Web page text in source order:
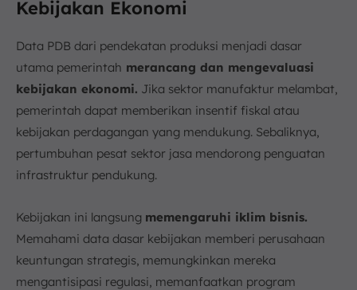
Kebijakan Ekonomi
Data PDB dari pendekatan produksi menjadi dasar
utama pemerintah merancang dan mengevaluasi
kebijakan ekonomi. Jika sektor manufaktur melambat,
pemerintah dapat memberikan insentif fiskal atau
kebijakan perdagangan yang mendukung. Sebaliknya,
pertumbuhan pesat sektor jasa mendorong penguatan
infrastruktur pendukung.
Kebijakan ini langsung memengaruhi iklim bisnis.
Memahami data dasar kebijakan memberi perusahaan
keuntungan strategis, memungkinkan mereka
mengantisipasi regulasi, memanfaatkan program